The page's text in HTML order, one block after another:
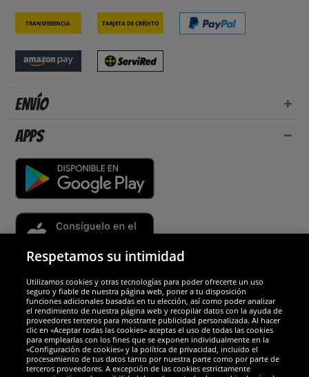
Transferencia Tarjeta de crédito
Envío
Apps
Socios y seguridad
Galardones
Respetamos su intimidad
Utilizamos cookies y otras tecnologías para poder ofrecerte un uso
seguro y fiable de nuestra página web, poner a tu disposición
funciones adicionales basadas en tu elección, así como poder analizar
el rendimiento de nuestra página web y recopilar datos con la ayuda de
proveedores terceros para mostrarte publicidad personalizada. Al hacer
clic en «Aceptar todas las cookies» aceptas el uso de todas las cookies
para emplearlas con los fines que se exponen individualmente en la
«Configuración de cookies» y la política de privacidad, incluido el
procesamiento de tus datos tanto por nuestra parte como por parte de
terceros proveedores. A excepción de las cookies estrictamente